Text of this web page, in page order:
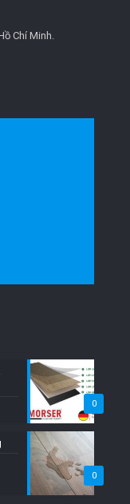
Chí Minh.
0
0